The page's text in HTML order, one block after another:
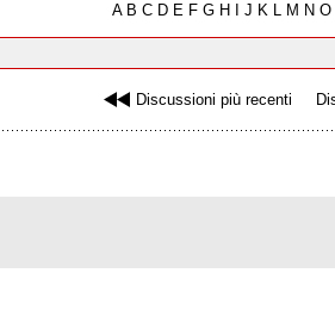
AB C D E F G H J K L M N O
Discussioni più recenti